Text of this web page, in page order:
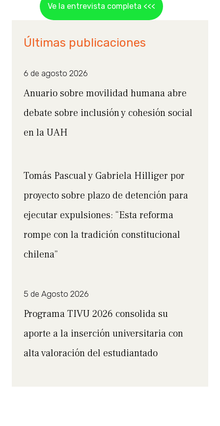
Ve la entrevista completa <<<
Últimas publicaciones
6 de agosto 2026
Anuario sobre movilidad humana abre
debate sobre inclusión y cohesión social
en la UAH
Tomás Pascual y Gabriela Hilliger por
proyecto sobre plazo de detención para
ejecutar expulsiones: “Esta reforma
rompe con la tradición constitucional
chilena”
5 de Agosto 2026
Programa TIVU 2026 consolida su
aporte a la inserción universitaria con
alta valoración del estudiantado